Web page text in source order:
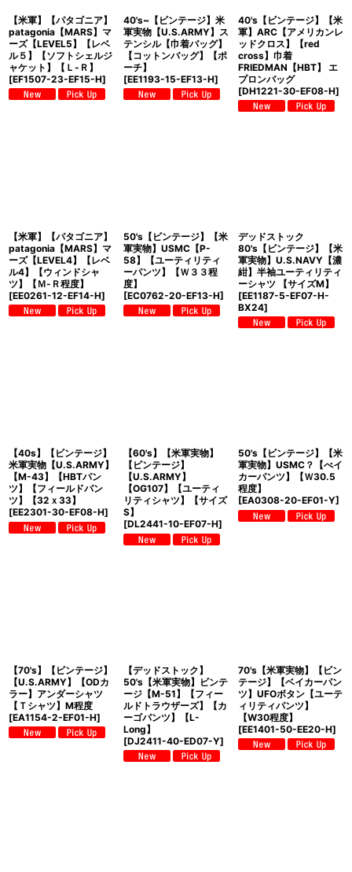
【米軍】【パタゴニア】
patagonia【MARS】マ
ーズ【LEVEL5】【レベ
ル５】【ソフトシェルジ
ャケット】【Ｌ-Ｒ】
[EF1507-23-EF15-H]
40's~【ビンテージ】米
軍実物【U.S.ARMY】ス
テンシル【巾着バッグ】
【コットンバッグ】【ポ
ーチ】
[EE1193-15-EF13-H]
40's【ビンテージ】【米
軍】ARC【アメリカンレ
ッドクロス】【red
cross】巾着
FRIEDMAN【HBT】 エ
プロンバッグ
[DH1221-30-EF08-H]
【米軍】【パタゴニア】
patagonia【MARS】マ
ーズ【LEVEL4】【レベ
ル4】【ウィンドシャ
ツ】【Ｍ-Ｒ程度】
[EE0261-12-EF14-H]
50's【ビンテージ】【米
軍実物】USMC【P-
58】【ユーティリティ
ーパンツ】【Ｗ３３程
度】
[EC0762-20-EF13-H]
デッドストック
80's【ビンテージ】【米
軍実物】U.S.NAVY【濃
紺】半袖ユーティリティ
ーシャツ 【サイズM】
[EE1187-5-EF07-H-
BX24]
【40s】【ビンテージ】
米軍実物【U.S.ARMY】
【M-43】【HBTパン
ツ】【フィールドパン
ツ】【32ｘ33】
[EE2301-30-EF08-H]
【60's】【米軍実物】
【ビンテージ】
【U.S.ARMY】
【OG107】【ユーティ
リティシャツ】【サイズ
S】
[DL2441-10-EF07-H]
50's【ビンテージ】【米
軍実物】USMC？【べイ
カーパンツ】【Ｗ30.5
程度】
[EA0308-20-EF01-Y]
【70's】【ビンテージ】
【U.S.ARMY】【ODカ
ラー】アンダーシャツ
【Ｔシャツ】M程度
[EA1154-2-EF01-H]
【デッドストック】
50's【米軍実物】ビンテ
ージ【M-51】【フィー
ルドトラウザーズ】【カ
ーゴパンツ】【L-
Long】
[DJ2411-40-ED07-Y]
70's【米軍実物】【ビン
テージ】【ベイカーパン
ツ】UFOボタン【ユーテ
ィリティパンツ】
【W30程度】
[EE1401-50-EE20-H]